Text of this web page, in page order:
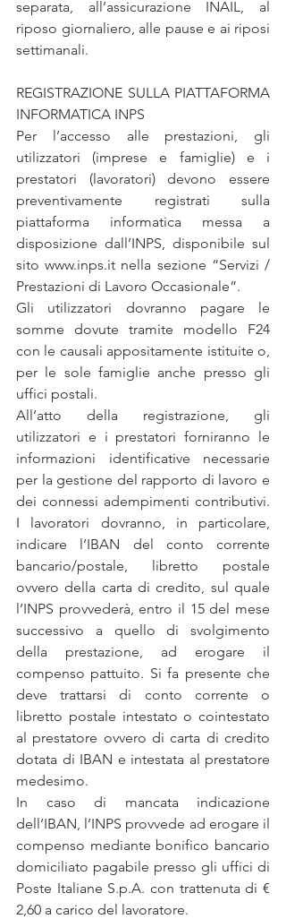
separata, all’assicurazione INAIL, al
riposo giornaliero, alle pause e ai riposi
settimanali.
REGISTRAZIONE SULLA PIATTAFORMA
INFORMATICA INPS
Per l’accesso alle prestazioni, gli
utilizzatori (imprese e famiglie) e i
prestatori (lavoratori) devono essere
preventivamente registrati sulla
piattaforma informatica messa a
disposizione dall’INPS, disponibile sul
sito www.inps.it nella sezione “Servizi /
Prestazioni di Lavoro Occasionale”.
Gli utilizzatori dovranno pagare le
somme dovute tramite modello F24
con le causali appositamente istituite o,
per le sole famiglie anche presso gli
uffici postali.
All’atto della registrazione, gli
utilizzatori e i prestatori forniranno le
informazioni identificative necessarie
per la gestione del rapporto di lavoro e
dei connessi adempimenti contributivi.
I lavoratori dovranno, in particolare,
indicare l’IBAN del conto corrente
bancario/postale, libretto postale
ovvero della carta di credito, sul quale
l’INPS provvederà, entro il 15 del mese
successivo a quello di svolgimento
della prestazione, ad erogare il
compenso pattuito. Si fa presente che
deve trattarsi di conto corrente o
libretto postale intestato o cointestato
al prestatore ovvero di carta di credito
dotata di IBAN e intestata al prestatore
medesimo.
In caso di mancata indicazione
dell’IBAN, l’INPS provvede ad erogare il
compenso mediante bonifico bancario
domiciliato pagabile presso gli uffici di
Poste Italiane S.p.A. con trattenuta di €
2,60 a carico del lavoratore.